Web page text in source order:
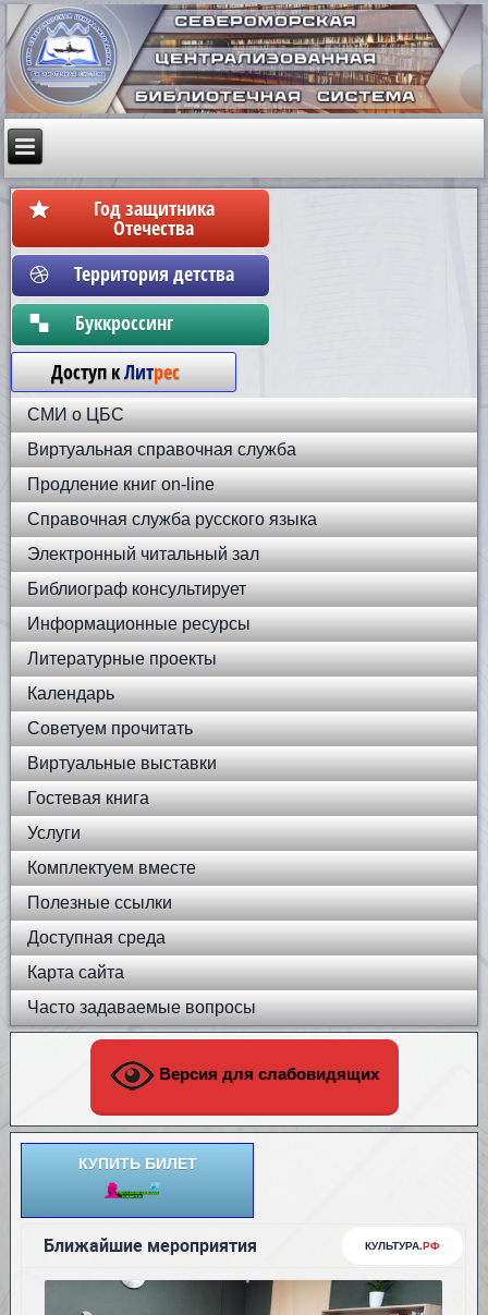
Год защитника
Отечества
Территория детства
Бyккpoccинг
Доступ кЛитрес
СМИ о ЦБС
Виртуальная справочная служба
Продление книг on-line
Справочная служба русского языка
Электронный читальный зал
Библиограф консультирует
Информационные ресурсы
Литературные проекты
Календарь
Советуем прочитать
Виртуальные выставки
Гостевая книга
Услуги
Комплектуем вместе
Полезные ссылки
Доступная среда
Карта сайта
Часто задаваемые вопросы
Версия для слабовидящих
КУПИТЬ БИЛЕТ